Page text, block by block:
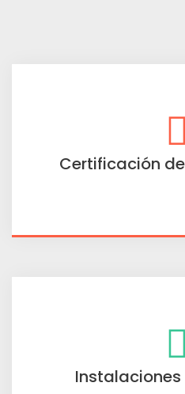
Certificación